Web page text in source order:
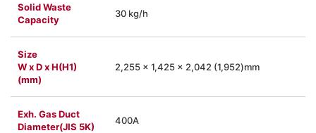
Solid Waste
Capacity
30 kg/h
Size
W x D x H(H1)
(mm)
2,255 × 1,425 × 2,042 (1,952)mm
Exh. Gas Duct
Diameter(JIS 5K)
400A